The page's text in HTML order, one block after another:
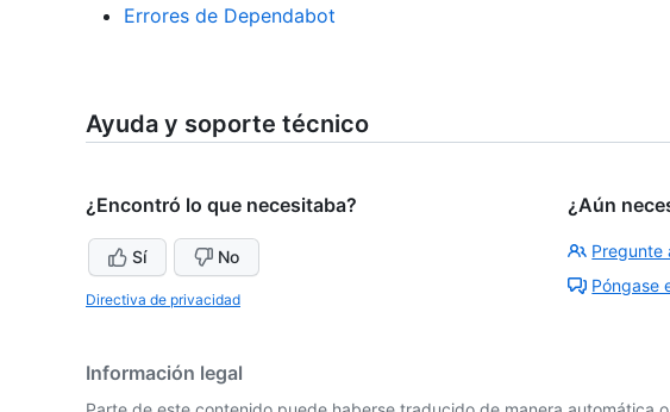
Errores de Dependabot
Ayuda y soporte técnico
¿Encontró lo que necesitaba?
Sí No
Directiva de privacidad
¿Aún
Pregunte
Póngase
Información legal